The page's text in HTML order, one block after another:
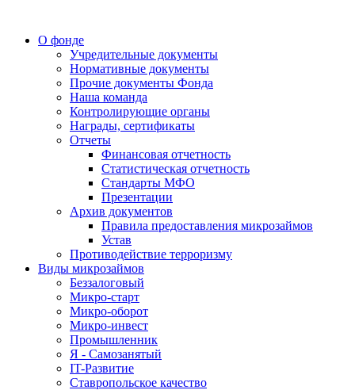
О фонде
Учредительные документы
Нормативные документы
Прочие документы Фонда
Наша команда
Контролирующие органы
Награды, сертификаты
Отчеты
Финансовая отчетность
Статистическая отчетность
Стандарты МФО
Презентации
Архив документов
Правила предоставления микрозаймов
Устав
Противодействие терроризму
Виды микрозаймов
Беззалоговый
Микро-старт
Микро-оборот
Микро-инвест
Промышленник
Я - Самозанятый
IT-Развитие
Ставропольское качество